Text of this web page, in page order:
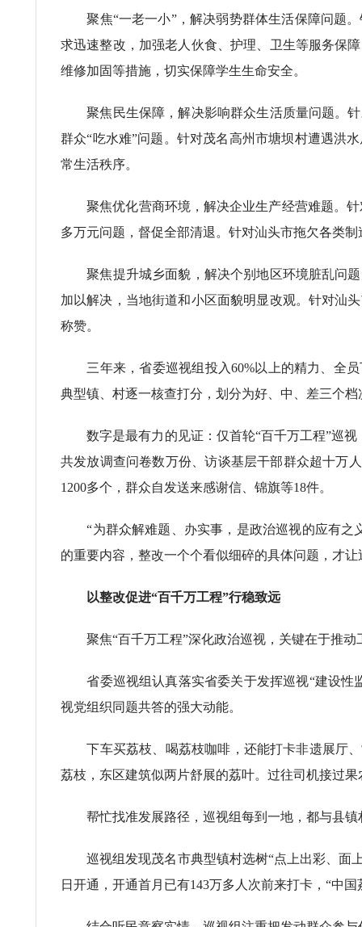
聚焦“一老一小”，解决弱势群体生活保障问题。
求迅速整改，加强老人伙食、护理、卫生等服务保
维修加固等措施，切实保障学生生命安全。
聚焦民生保障，解决影响群众生活质量问题。针
群众“吃水难”问题。针对茂名高州市塘坝村遭遇洪
常生活秩序。
聚焦优化营商环境，解决企业生产经营难题。针
多万元问题，督促全部清退。针对汕头市拖欠各类
聚焦提升城乡面貌，解决个别地区环境脏乱问题
加以解决，当地街道和小区面貌明显改观。针对汕
称赞。
三年来，省委巡视组投入60%以上的精力、全员
典型镇、村逐一核查打分，划分为好、中、差三个
数字是最有力的见证：仅首轮“百千万工程”巡视
共发放调查问卷数万份、访谈基层干部群众超十万
1200多个，群众自发送来感谢信、锦旗等18件。
“为群众解难题、办实事，是政治巡视的应有之
的重要内容，整改一个个看似细碎的具体问题，才
以整改促进“百千万工程”行稳致远
聚焦“百千万工程”深化政治巡视，关键在于推动
省委巡视组认真落实省委关于发挥巡视“建设性
视党组织同题共答的强大动能。
下车买荔枝、喝荔枝咖啡，还能打卡非遗展厅
荔枝，东区建筑似两片舒展的荔叶。过往司机接过
帮忙找准发展路径，巡视组每到一地，都与县镇
巡视组发现茂名市典型镇村选树“点上出彩、面上
日开通，开通首月已有143万多人次前来打卡，“中